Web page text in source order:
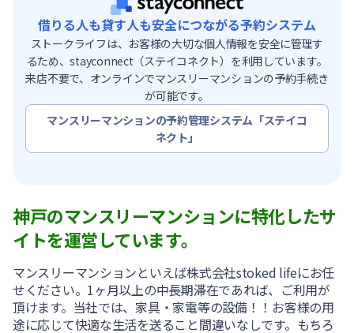
借りる人も貸す人も安全につながる予約システム
ストークライフは、お客様の大切な個人情報を安全に管理す
るため、stayconnect（ステイコネクト）を利用しています。
来店不要で、オンラインでマンスリーマンションの予約手続き
が可能です。
マンスリーマンションの予約管理システム「ステイコ
ネクト」
神戸のマンスリーマンションに特化したサ
イトを運営しています。
マンスリーマンションといえば株式会社stoked lifeにお任
せください。1ヶ月以上の中長期滞在であれば、ご利用が
頂けます。当社では、家具・家電等の設備！！お客様の用
途に応じて快適な生活を送ること間違いなしです。もちろ